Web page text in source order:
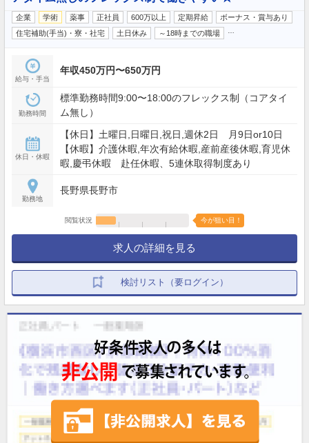
企業 学術 薬事 正社員 600万以上 定期昇給
ボーナス・賞与あり
住宅補助(手当)・寮・社宅
土日休み ～18時までの職場
給与・手当
年収450万円〜650万円
勤務時間
標準勤務時間9:00〜18:00のフレックス制（コアタイ
ム無し）
休日・休暇
【休日】土曜日,日曜日,祝日,週休2日 月9日or10日
【休暇】介護休暇,年次有給休暇,産前産後休暇,育児休
暇,慶弔休暇 赴任休暇、5連休取得制度あり
勤務地
長野県長野市
閲覧状況 今が狙い目！
求人の詳細を見る
検討リスト（要ログイン）